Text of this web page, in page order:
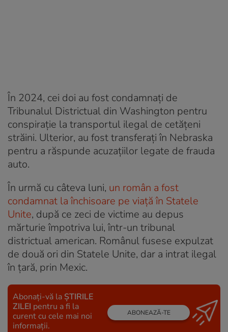
În 2024, cei doi au fost condamnați de
Tribunalul Districtual din Washington pentru
conspirație la transportul ilegal de cetățeni
străini. Ulterior, au fost transferați în Nebraska
pentru a răspunde acuzațiilor legate de frauda
auto.
În urmă cu câteva luni, un român a fost
condamnat la închisoare pe viață în Statele
Unite, după ce zeci de victime au depus
mărturie împotriva lui, într-un tribunal
districtual american. Românul fusese expulzat
de două ori din Statele Unite, dar a intrat ilegal
în țară, prin Mexic.
Abonați-vă la ȘTIRILE
ZILEI pentru a fi la
curent cu cele mai noi
informații.
ABONEAZĂ-TE